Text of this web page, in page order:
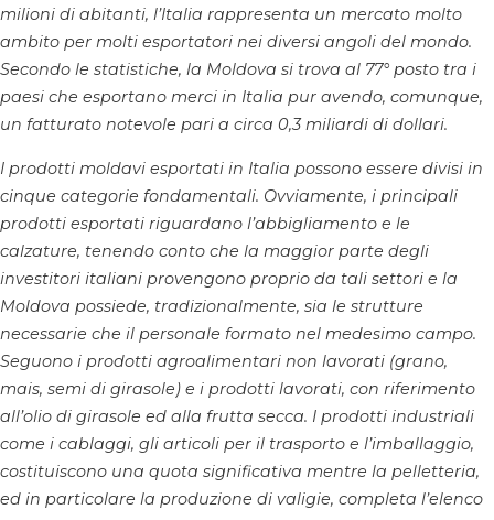
milioni di abitanti, l’Italia rappresenta un mercato molto
ambito per molti esportatori nei diversi angoli del mondo.
Secondo le statistiche, la Moldova si trova al 77° posto tra i
paesi che esportano merci in Italia pur avendo, comunque,
un fatturato notevole pari a circa 0,3 miliardi di dollari.
I prodotti moldavi esportati in Italia possono essere divisi in
cinque categorie fondamentali. Ovviamente, i principali
prodotti esportati riguardano l’abbigliamento e le
calzature, tenendo conto che la maggior parte degli
investitori italiani provengono proprio da tali settori e la
Moldova possiede, tradizionalmente, sia le strutture
necessarie che il personale formato nel medesimo campo.
Seguono i prodotti agroalimentari non lavorati (grano,
mais, semi di girasole) e i prodotti lavorati, con riferimento
all’olio di girasole ed alla frutta secca. I prodotti industriali
come i cablaggi, gli articoli per il trasporto e l’imballaggio,
costituiscono una quota significativa mentre la pelletteria,
ed in particolare la produzione di valigie, completa l’elenco